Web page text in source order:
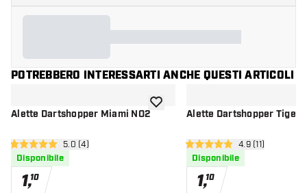
POTREBBERO INTERESSARTI ANCHE QUESTI ARTICOLI
Alette Dartshopper Miami NO2
apri pannello recensioni
5 stelle di valutazione
5.0 (4)
Disponibile
1,10
aggiungi alla lista dei desideri
Alette Dartshopper Tiger
apri pannello
4.9 stelle di valutazione
4.9 (11)
Disponibile
1,10